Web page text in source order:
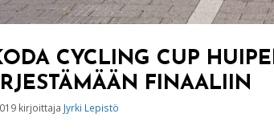
CYCLING CUP
FINAALIIN
kirjoittaja Jyrki Lepistö